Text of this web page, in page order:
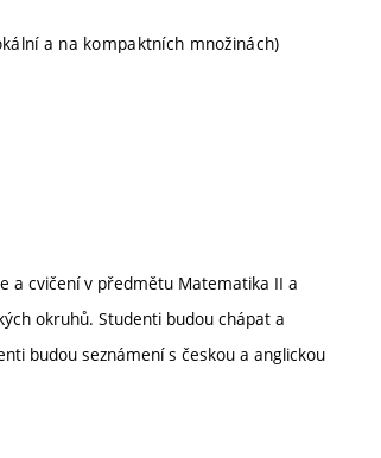
a na kompaktních množinách)
a cvičení v předmětu Matematika II a
okruhů. Studenti budou chápat a
budou seznámení s českou a anglickou